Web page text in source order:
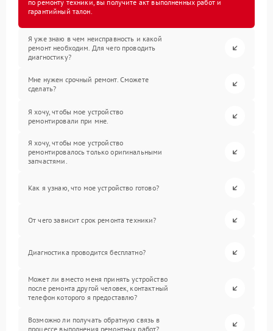
по ремонту техники, вы получите акт выполненных работ и
гарантийный талон.
Я уже знаю в чем неисправность и какой
ремонт необходим. Для чего проводить
диагностику?
Мне нужен срочный ремонт. Сможете
сделать?
Я хочу, чтобы мое устройство
ремонтировали при мне.
Я хочу, чтобы мое устройство
ремонтировалось только оригинальными
запчастями.
Как я узнаю, что мое устройство готово?
От чего зависит срок ремонта техники?
Диагностика проводится бесплатно?
Может ли вместо меня принять устройство
после ремонта другой человек, контактный
телефон которого я предоставлю?
Возможно ли получать обратную связь в
процессе выполнения ремонтных работ?